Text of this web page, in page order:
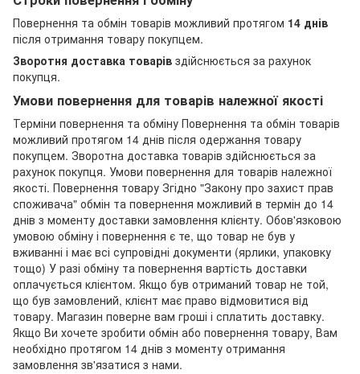
Повернення та обмін товарів можливий протягом 14 днів
після отримання товару покупцем.
Зворотня доставка товарів здійснюється за рахунок
покупця.
Умови повернення для товарів належної якості
Терміни повернення та обміну Повернення та обмін товарів
можливий протягом 14 днів після одержання товару
покупцем. Зворотна доставка товарів здійснюється за
рахунок покупця. Умови повернення для товарів належної
якості. Повернення товару Згідно "Закону про захист прав
споживача" обмін та повернення можливий в термін до 14
днів з моменту доставки замовлення клієнту. Обов'язковою
умовою обміну і повернення є те, що товар не був у
вживанні і має всі супровідні документи (ярлики, упаковку
тощо) У разі обміну та повернення вартість доставки
оплачується клієнтом. Якщо був отриманий товар не той,
що був замовлений, клієнт має право відмовитися від
товару. Магазин поверне вам гроші і сплатить доставку.
Якщо Ви хочете зробити обмін або повернення товару, Вам
необхідно протягом 14 днів з моменту отримання
замовлення зв'язатися з нами.